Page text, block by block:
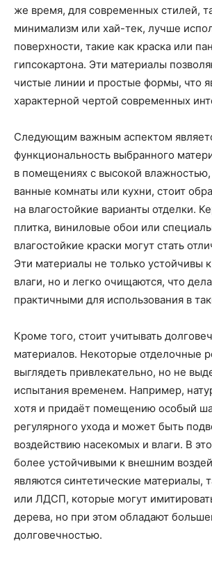
же время, для современных стилей,
минимализм или хай-тек, лучше
поверхности, такие как краска или
гипсокартона. Эти материалы
чистые линии и простые формы, что
характерной чертой современных
Следующим важным аспектом
функциональность выбранного
в помещениях с высокой влажностью,
ванные комнаты или кухни, стоит
на влагостойкие варианты отделки.
плитка, виниловые обои или
влагостойкие краски могут стать
Эти материалы не только устойчивы
влаги, но и легко очищаются, что
практичными для использования в
Кроме того, стоит учитывать
материалов. Некоторые отделочные
выглядеть привлекательно, но не
испытания временем. Например,
хотя и придаёт помещению особый
регулярного ухода и может быть
воздействию насекомых и влаги. В
более устойчивыми к внешним
являются синтетические материалы,
или ЛДСП, которые могут
дерева, но при этом обладают
долговечностью.